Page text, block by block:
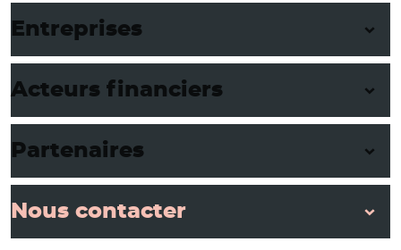
Entreprises
Acteurs financiers
Partenaires
Nous contacter